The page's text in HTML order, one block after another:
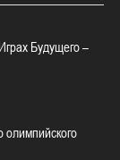
Будущего –
олимпийского